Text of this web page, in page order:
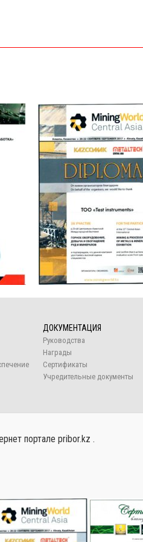
ДОКУМЕНТАЦИЯ
Руководства
Награды
Сертификаты
Учредительные документы
портале pribor.kz .